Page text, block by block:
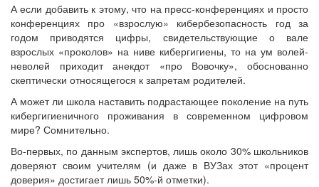
А если добавить к этому, что на пресс-конференциях и просто
конференциях про «взрослую» кибербезопасность год за
годом приводятся цифры, свидетельствующие о вале
взрослых «проколов» на ниве кибергигиены, то на ум волей-
неволей приходит анекдот «про Вовочку», обоснованно
скептически относящегося к запретам родителей.
А может ли школа наставить подрастающее поколение на путь
кибергигиеничного проживания в современном цифровом
мире? Сомнительно.
Во-первых, по данным экспертов, лишь около 30% школьников
доверяют своим учителям (и даже в ВУЗах этот «процент
доверия» достигает лишь 50%-й отметки).